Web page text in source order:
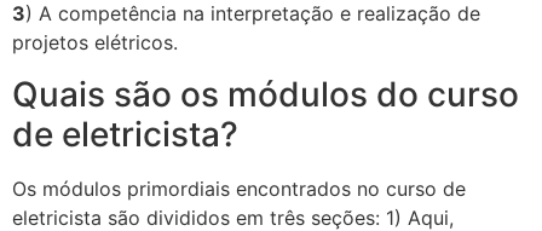
3) A competência na interpretação e realização de
projetos elétricos.
Quais são os módulos do curso
de eletricista?
Os módulos primordiais encontrados no curso de
eletricista são divididos em três seções: 1) Aqui,